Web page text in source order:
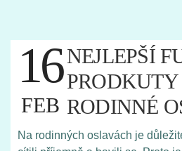
16
FEB
NEJLEPŠÍ
PRODKUTY
RODINNÉ
Na rodinných oslavách je